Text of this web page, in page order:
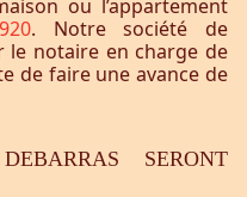
ou l’appartement
. Notre société de
le notaire en charge de
de faire une avance de
SERONT